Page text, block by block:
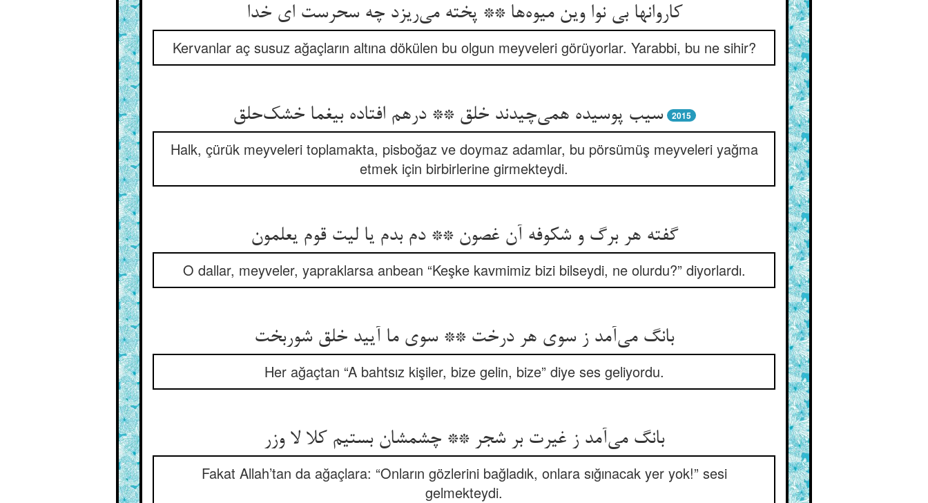
کاروانها بی نوا وین میوه‌ها ** پخته می‌ریزد چه سحرست ای خدا
Kervanlar aç susuz ağaçların altına dökülen bu olgun meyveleri görüyorlar. Yarabbi, bu ne sihir?
سیب پوسیده همی‌چیدند خلق ** درهم افتاده بیغما خشک‌حلق 2015
Halk, çürük meyveleri toplamakta, pisboğaz ve doymaz adamlar, bu pörsümüş meyveleri yağma
etmek için birbirlerine girmekteydi.
گفته هر برگ و شکوفه آن غصون ** دم بدم یا لیت قوم یعلمون
O dallar, meyveler, yapraklarsa anbean “Keşke kavmimiz bizi bilseydi, ne olurdu?” diyorlardı.
بانگ می‌آمد ز سوی هر درخت ** سوی ما آیید خلق شوربخت
Her ağaçtan “A bahtsız kişiler, bize gelin, bize” diye ses geliyordu.
بانگ می‌آمد ز غیرت بر شجر ** چشمشان بستیم کلا لا وزر
Fakat Allah’tan da ağaçlara: “Onların gözlerini bağladık, onlara sığınacak yer yok!” sesi
gelmekteydi.